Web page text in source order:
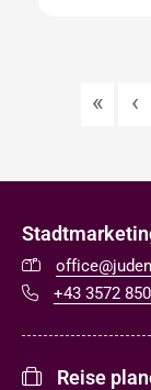
« ‹
+43 3572
Reise